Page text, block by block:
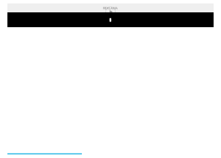
REKLAMA
Play